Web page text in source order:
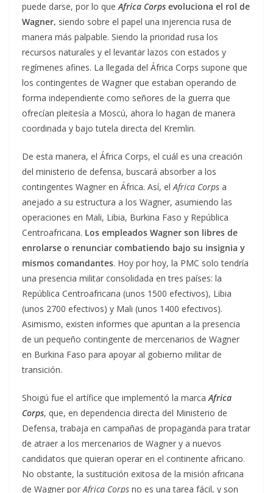
puede darse, por lo queAfrica Corps evoluciona el rol de
Wagner, siendo sobre el papel una injerencia rusa de
manera más palpable. Siendo la prioridad rusa los
recursos naturales y el levantar lazos con estados y
regímenes afines. La llegada del África Corps supone que
los contingentes de Wagner que estaban operando de
forma independiente como señores de la guerra que
ofrecían pleitesía a Moscú, ahora lo hagan de manera
coordinada y bajo tutela directa del Kremlin.
De esta manera, el África Corps, el cuál es una creación
del ministerio de defensa, buscará absorber a los
contingentes Wagner en África. Así, elAfrica Corps a
anejado a su estructura a los Wagner, asumiendo las
operaciones en Mali, Libia, Burkina Faso y República
Centroafricana. Los empleados Wagner son libres de
enrolarse o renunciar combatiendo bajo su insignia y
mismos comandantes. Hoy por hoy, la PMC solo tendría
una presencia militar consolidada en tres países: la
República Centroafricana (unos 1500 efectivos), Libia
(unos 2700 efectivos) y Mali (unos 1400 efectivos).
Asimismo, existen informes que apuntan a la presencia
de un pequeño contingente de mercenarios de Wagner
en Burkina Faso para apoyar al gobierno militar de
transición.
Shoigú fue el artífice que implementó la marca Africa
Corps, que, en dependencia directa del Ministerio de
Defensa, trabaja en campañas de propaganda para tratar
de atraer a los mercenarios de Wagner y a nuevos
candidatos que quieran operar en el continente africano.
No obstante, la sustitución exitosa de la misión africana
de Wagner porAfrica Corps no es una tarea fácil, y son